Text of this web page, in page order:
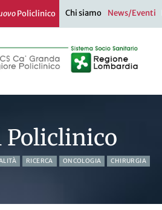
Policlinico Chi siamo News/Eventi
Policlinico
RICERCA ONCOLOGIA CHIRURGIA